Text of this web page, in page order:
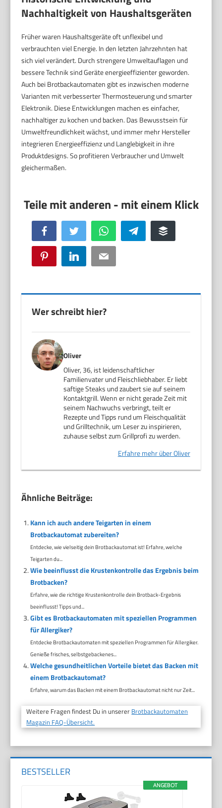
Nachhaltigkeit von Haushaltsgeräten
Früher waren Haushaltsgeräte oft unflexibel und
verbrauchten viel Energie. In den letzten Jahrzehnten hat
sich viel verändert. Durch strengere Umweltauflagen und
bessere Technik sind Geräte energieeffizienter geworden.
Auch bei Brotbackautomaten gibt es inzwischen moderne
Varianten mit verbesserter Thermosteuerung und smarter
Elektronik. Diese Entwicklungen machen es einfacher,
nachhaltiger zu kochen und backen. Das Bewusstsein für
Umweltfreundlichkeit wächst, und immer mehr Hersteller
integrieren Energieeffizienz und Langlebigkeit in ihre
Produktdesigns. So profitieren Verbraucher und Umwelt
gleichermaßen.
Facebook Twitter WhatsApp Telegram Buffer
Pinterest LinkedIn Email
Wer schreibt hier?
Oliver
Oliver, 36, ist leidenschaftlicher
Familienvater und Fleischliebhaber. Er liebt
saftige Steaks und zaubert sie auf seinem
Kontaktgrill. Wenn er nicht gerade Zeit mit
seinem Nachwuchs verbringt, teilt er
Rezepte und Tipps rund um Fleischqualität
und Grilltechnik, um Leser zu inspirieren,
zuhause selbst zum Grillprofi zu werden.
Erfahre mehr über Oliver
Ähnliche Beiträge:
Kann ich auch andere Teigarten in einem
Brotbackautomat zubereiten?
Entdecke, wie vielseitig dein Brotbackautomat ist! Erfahre, welche
Teigarten du...
Wie beeinflusst die Krustenkontrolle das Ergebnis beim
Brotbacken?
Erfahre, wie die richtige Krustenkontrolle dein Brotback-Ergebnis
beeinflusst! Tipps und...
Gibt es Brotbackautomaten mit speziellen Programmen
für Allergiker?
Entdecke Brotbackautomaten mit speziellen Programmen für Allergiker.
Genieße frisches, selbstgebackenes...
Welche gesundheitlichen Vorteile bietet das Backen mit
einem Brotbackautomat?
Erfahre, warum das Backen mit einem Brotbackautomat nicht nur Zeit...
Weitere Fragen findest Du in unserer Brotbackautomaten
Magazin FAQ-Übersicht.
BESTSELLER
ANGEBOT